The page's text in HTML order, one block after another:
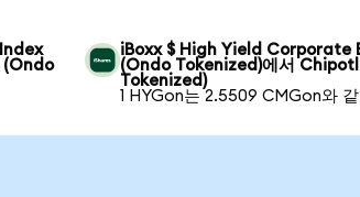
(Ondo
iBoxx $ High Yield Corporate
(Ondo Tokenized)에서
Tokenized)
1 HYGon는 2.5509 CMGon와